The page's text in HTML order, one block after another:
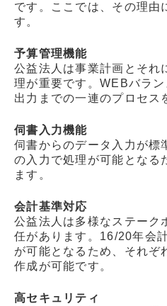
です。ここでは、その理由
す。
予算管理機能
公益法人は事業計画とそれ
理が重要です。WEBバラ
出力までの一連のプロセス
伺書入力機能
伺書からのデータ入力が標
の入力で処理が可能となる
ます。
会計基準対応
公益法人は多様なステーク
任があります。16/20年会
が可能となるため、それぞ
作成が可能です。
高セキュリティ